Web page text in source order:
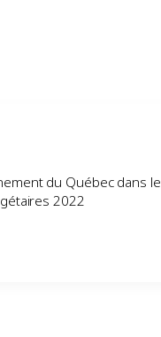
du Québec dans le
2022